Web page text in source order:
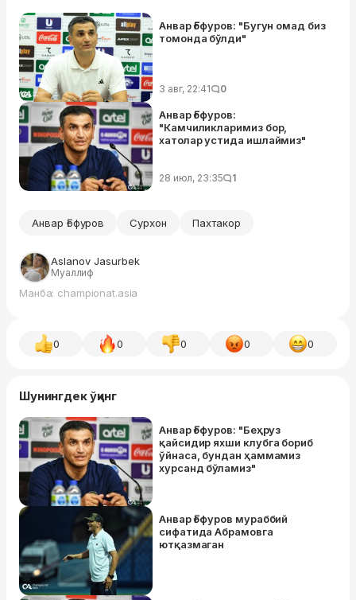
Анвар Ғофуров: "Бугун омад биз
томонда бўлди"
3 авг, 22:41 0
Анвар Ғофуров:
"Камчиликларимиз бор,
хатолар устида ишлаймиз"
28 июл, 23:35 1
Анвар Ғофуров Сурхон Пахтакор
Aslanov Jasurbek
Муаллиф
Манба: championat.asia
0 0 0 0 0
Шунингдек ўқинг
Анвар Ғофуров: "Беҳруз
қайсидир яхши клубга бориб
ўйнаса, бундан ҳаммамиз
хурсанд бўламиз"
Анвар Ғофуров мураббий
сифатида Абрамовга
ютқазмаган